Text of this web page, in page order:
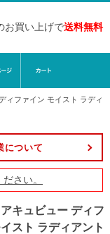
お買い上げで送料無料
ィファイン モイスト ラディ
について
さい。
キュビュー ディフ
スト ラディアント